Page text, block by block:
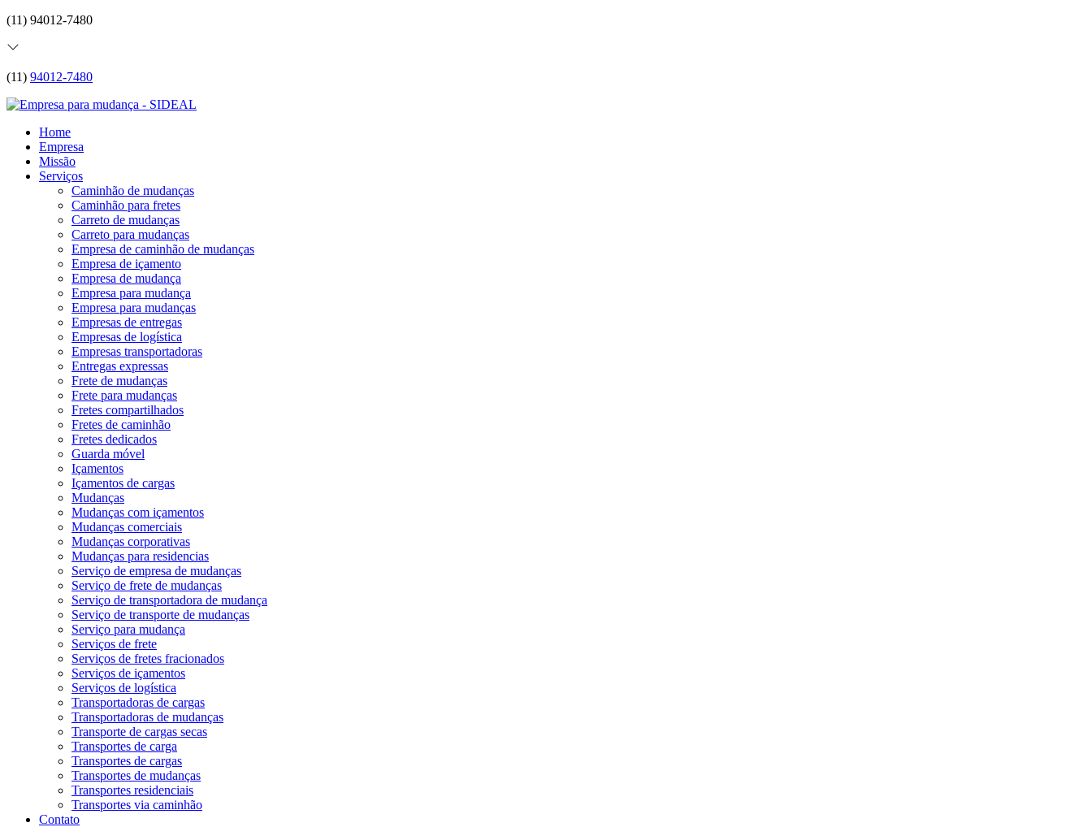
(11) 94012-7480
(11) 94012-7480
Home
Empresa
Missão
Serviços
Caminhão de mudanças
Caminhão para fretes
Carreto de mudanças
Carreto para mudanças
Empresa de caminhão de mudanças
Empresa de içamento
Empresa de mudança
Empresa para mudança
Empresa para mudanças
Empresas de entregas
Empresas de logística
Empresas transportadoras
Entregas expressas
Frete de mudanças
Frete para mudanças
Fretes compartilhados
Fretes de caminhão
Fretes dedicados
Guarda móvel
Içamentos
Içamentos de cargas
Mudanças
Mudanças com içamentos
Mudanças comerciais
Mudanças corporativas
Mudanças para residencias
Serviço de empresa de mudanças
Serviço de frete de mudanças
Serviço de transportadora de mudança
Serviço de transporte de mudanças
Serviço para mudança
Serviços de frete
Serviços de fretes fracionados
Serviços de içamentos
Serviços de logística
Transportadoras de cargas
Transportadoras de mudanças
Transporte de cargas secas
Transportes de carga
Transportes de cargas
Transportes de mudanças
Transportes residenciais
Transportes via caminhão
Contato